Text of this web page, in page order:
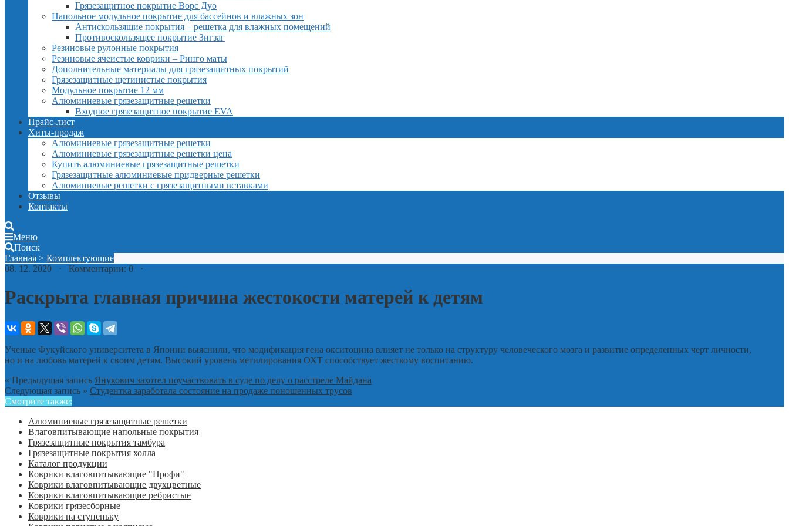
Грязезащитное покрытие Ворс Дуо
Напольное модульное покрытие для бассейнов и влажных зон
Антискользящие покрытия – решетка для влажных помещений
Противоскользящее покрытие Зигзаг
Резиновые рулонные покрытия
Резиновые ячеистые коврики – Ринго маты
Дополнительные материалы для грязезащитных покрытий
Грязезащитные щетинистые покрытия
Модульное покрытие 12 мм
Алюминиевые грязезащитные решетки
Входное грязезащитное покрытие EVA
Прайс-лист
Хиты-продаж
Алюминиевые грязезащитные решетки
Алюминиевые грязезащитные решетки цена
Купить алюминиевые грязезащитные решетки
Грязезащитные алюминиевые придверные решетки
Алюминиевые решетки с грязезащитными вставками
Отзывы
Контакты
Меню
Поиск
Главная > Комплектующие
08. 12. 2020 · Комментарии: 0 ·
Раскрыта главная причина жестокости матерей к детям
Ученые Фукуйского университета в Японии выяснили, что модификация гена окситоцина влияет не только на структуру человеческого мозга и развитие определенных черт личности,
но и на любовь матерей к своим детям. Высокий уровень метилирования ОХТ способствует жесткому воспитанию.
« Предыдущая запись Янукович захотел поучаствовать в суде по делу о расстреле Майдана
Следующая запись » Студентка заработала состояние на продаже поношенных трусов
Смотрите также:
Алюминиевые грязезащитные решетки
Влаговпитывающие напольные покрытия
Грязезащитные покрытия тамбура
Грязезащитные покрытия холла
Каталог продукции
Коврики влаговпитывающие "Профи"
Коврики влаговпитывающие двухцветные
Коврики влаговпитывающие ребристые
Коврики грязесборные
Коврики на ступеньку